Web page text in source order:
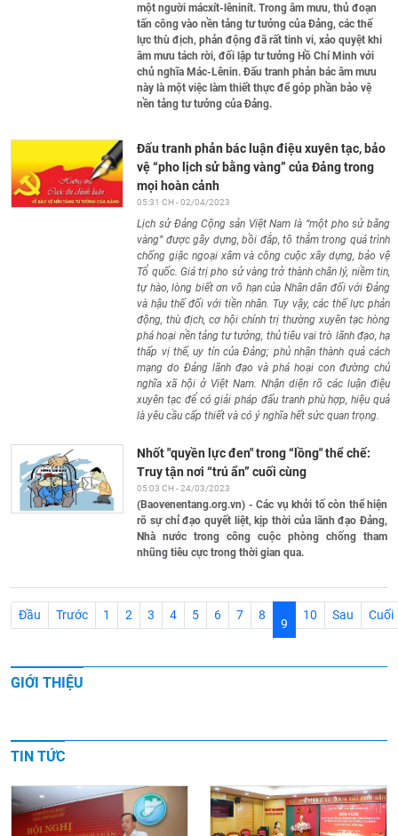
một người mácxít-lêninít. Trong âm mưu, thủ đoạn
tấn công vào nền tảng tư tưởng của Đảng, các thế
lực thù địch, phản động đã rất tinh vi, xảo quyệt khi
âm mưu tách rời, đối lập tư tưởng Hồ Chí Minh với
chủ nghĩa Mác-Lênin. Đấu tranh phản bác âm mưu
này là một việc làm thiết thực để góp phần bảo vệ
nền tảng tư tưởng của Đảng.
Đấu tranh phản bác luận điệu xuyên tạc, bảo
vệ “pho lịch sử bằng vàng” của Đảng trong
mọi hoàn cảnh
05:31 CH - 02/04/2023
Lịch sử Đảng Cộng sản Việt Nam là “một pho sử bằng
vàng”đượcgây dựng, bồi đắp, tô thắm trong quá trình
chống giặc ngoại xâm và công cuộc xây dựng, bảo vệ
Tổ quốc. Giá trị pho sử vàng trở thành chân lý, niềm tin,
tự hào, lòng biết ơn vô hạn của Nhân dân đối với Đảng
và hậu thế đối với tiền nhân. Tuy vậy, các thế lực phản
động, thù địch, cơ hội chính trị thường xuyên tạc hòng
phá hoại nền tảng tư tưởng, thủ tiêu vai trò lãnh đạo, hạ
thấp vị thế, uy tín của Đảng; phủ nhận thành quả cách
mạng do Đảng lãnh đạo và phá hoại con đường chủ
nghĩa xã hội ở Việt Nam. Nhận diện rõ các luận điệu
xuyên tạc để có giải pháp đấu tranh phù hợp, hiệu quả
là yêu cầu cấp thiết và có ý nghĩa hết sức quan trọng.
Nhốt "quyền lực đen" trong “lồng" thể chế:
Truy tận nơi “trú ẩn” cuối cùng
05:03 CH - 24/03/2023
(Baovenentang.org.vn) - Các vụ khởi tố còn thể hiện
rõ sự chỉ đạo quyết liệt, kịp thời của lãnh đạo Đảng,
Nhà nước trong công cuộc phòng chống tham
nhũng tiêu cực trong thời gian qua.
Đầu Trước 1 2 3 4 5 6 7 8
9
10 Sau Cuối
GIỚI THIỆU
TIN TỨC